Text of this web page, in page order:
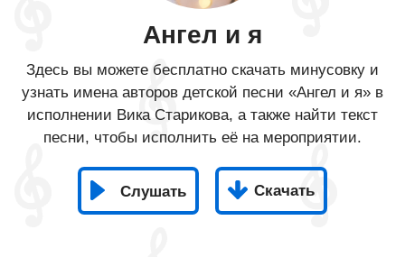
Ангел и я
Здесь вы можете бесплатно скачать минусовку и
узнать имена авторов детской песни «Ангел и я» в
исполнении Вика Старикова, а также найти текст
песни, чтобы исполнить её на мероприятии.
Слушать Скачать